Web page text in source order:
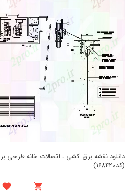
دانلود نقشه برق کشی ، اتصالات خانه طرحی
(کد168420)